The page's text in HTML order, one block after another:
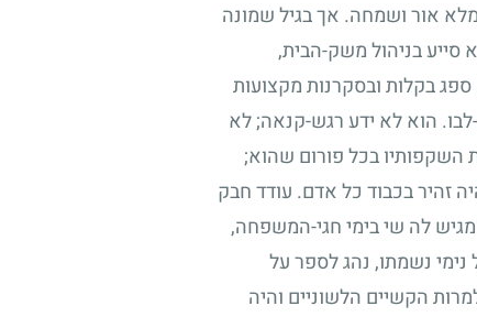
אור ושמחה. אך בגיל שמונה
סייע בניהול משק-הבית,
ספג בקלות ובסקרנות מקצועות
הוא לא ידע רגש-קנאה;לא
בכל פורום שהוא;
זהיר בכבוד כל אדם. עודד חבק
לה שי בימי חגי-המשפחה,
נשמתו, נהג לספר על
הקשיים הלשוניים והיה